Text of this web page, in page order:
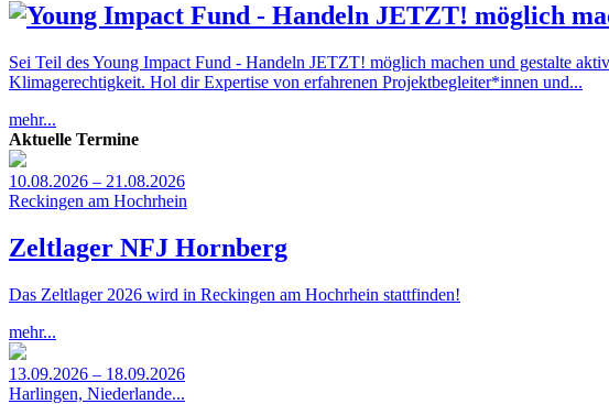
Young Impact Fund - Handeln JETZT! möglich
Sei Teil des Young Impact Fund - Handeln JETZT! möglich machen und gestalte
Klimagerechtigkeit. Hol dir Expertise von erfahrenen Projektbegleiter*innen und...
mehr...
Aktuelle Termine
10.08.2026 – 21.08.2026
Reckingen am Hochrhein
Zeltlager NFJ Hornberg
Das Zeltlager 2026 wird in Reckingen am Hochrhein stattfinden!
mehr...
13.09.2026 – 18.09.2026
Harlingen, Niederlande...